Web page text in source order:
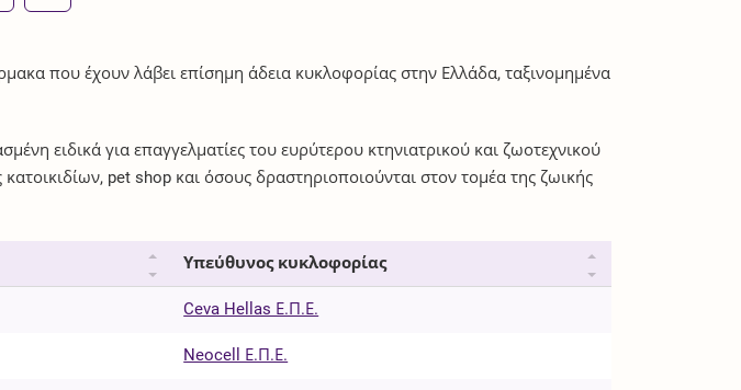
που έχουν λάβει επίσημη άδεια κυκλοφορίας στην Ελλάδα, ταξινομημένα
ειδικά για επαγγελματίες του ευρύτερου κτηνιατρικού και ζωοτεχνικού
pet shop και όσους δραστηριοποιούνται στον τομέα της ζωικής
Υπεύθυνος κυκλοφορίας
Ceva Hellas Ε.Π.Ε.
Neocell Ε.Π.Ε.